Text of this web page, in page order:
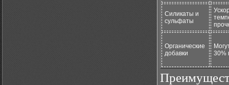
Силикаты и
сульфаты
Органические
добавки
30%